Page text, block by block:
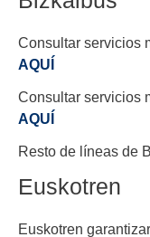
Consultar servicios
AQUÍ
Consultar servicios
AQUÍ
Resto de líneas de
Euskotren
Euskotren